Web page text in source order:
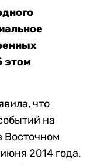
этом
что
на
Восточном
2014 года.